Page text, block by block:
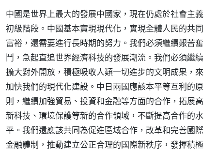
中國是世界上最大的發展中國家，現在仍處於社會主義
初級階段。中國基本實現現代化，實現全體人民的共同
富裕，還需要進行長時期的努力。我們必須繼續艱苦奮
鬥，急起直追世界經濟科技的發展潮流。我們必須繼續
擴大對外開放，積極吸收人類一切進步的文明成果，來
加快我們的現代化建設。中日兩國應該本平等互利的原
則，繼續加強貿易、投資和金融等方面的合作，拓展高
新科技、環境保護等新的合作領域，不斷提高合作的水
平。我們還應該共同為促進區域合作，改革和完善國際
金融體制，推動建立公正合理的國際新秩序，發揮積極